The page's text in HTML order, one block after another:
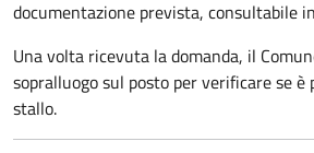
documentazione prevista, consultabile
Una volta ricevuta la domanda, il
sopralluogo sul posto per verificare se è
stallo.